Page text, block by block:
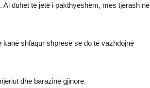
duhet të jetë i pakthyeshëm, mes tjerash në
shfaqur shpresë se do të vazhdojnë
dhe barazinë gjinore.